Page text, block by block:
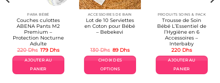
PARA BÉBÉ
Couches culottes
ABENA Pants M2
Premium –
Protection Nocturne
Adulte
220Dhs Le
initial
était :
220 Dhs.
179 DhsLe
actuel
AJOUTER AU
PANIER
ACCESSOIRES DE BAIN
Lot de 10 Serviettes
en Coton pour Bébé
– Bebekevi
130Dhs Le
initial
était :
130 Dhs.
89 DhsLe
actuel
CHOIX DES
OPTIONS
PRODUITS SOINS & PACK
Trousse de Soin
Bébé L’Essentiel de
l’Hygiène en 6
Accessoires –
Interbaby
220 Dhs
AJOUTER AU
PANIER